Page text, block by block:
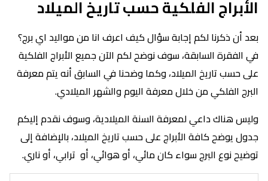
الأبراج الفلكية حسب تاريخ الميلاد
بعد أن ذكرنا لكم إجابة سؤال كيف اعرف انا من مواليد اي برج؟
في الفقرة السابقة، سوف نوضح لكم الآن جميع الأبراج الفلكية
على حسب تاريخ الميلاد، وكما وضحنا في السابق أنه يتم معرفة
البرج الفلكي من خلال معرفة اليوم والشهر الميلادي.
وليس هناك داعي لمعرفة السنة الميلادية، وسوف نقدم إليكم
جدول يوضح كافة الأبراج على حسب تاريخ الميلاد، بالإضافة إلى
توضيح نوع البرج سواء كان مائي، أو هوائي، أو ترابي، أو ناري.